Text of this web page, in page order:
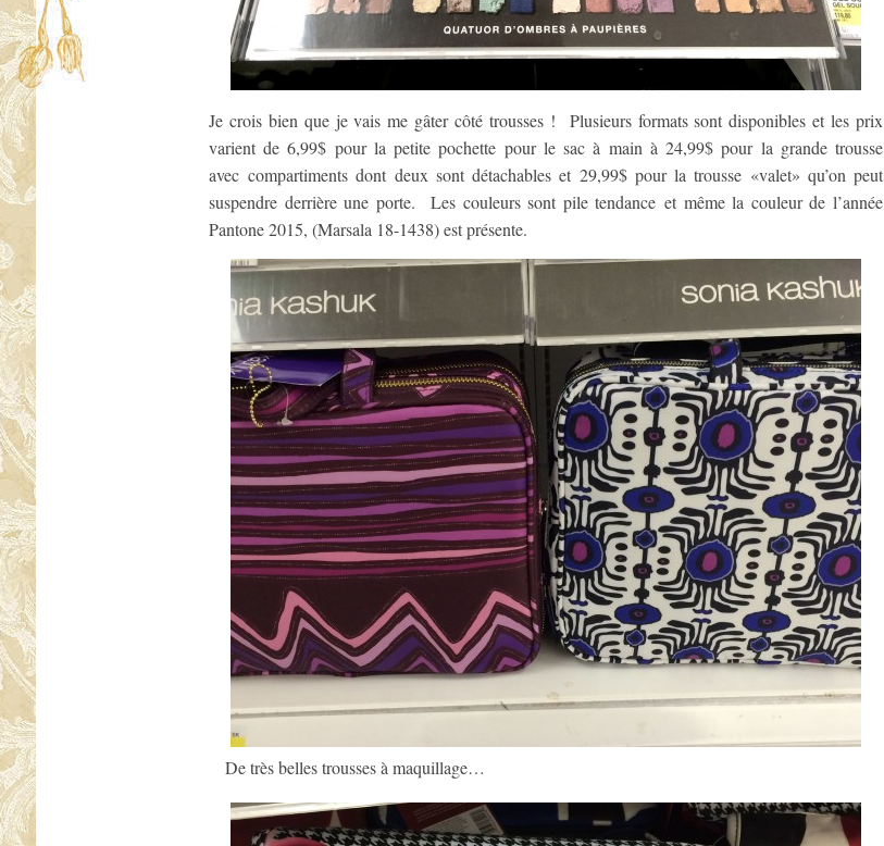
Je crois bien que je vais me gâter côté trousses ! Plusieurs formats sont disponibles et les prix
varient de 6,99$ pour la petite pochette pour le sac à main à 24,99$ pour la grande trousse
avec compartiments dont deux sont détachables et 29,99$ pour la trousse «valet» qu’on peut
suspendre derrière une porte. Les couleurs sont pile tendance et même la couleur de l’année
Pantone 2015, (Marsala 18-1438) est présente.
De très belles trousses à maquillage…